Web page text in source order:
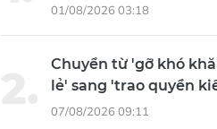
01/08/2026 03:18
Chuyển từ 'gỡ khó
lẻ' sang 'trao quyền
07/08/2026 09:11